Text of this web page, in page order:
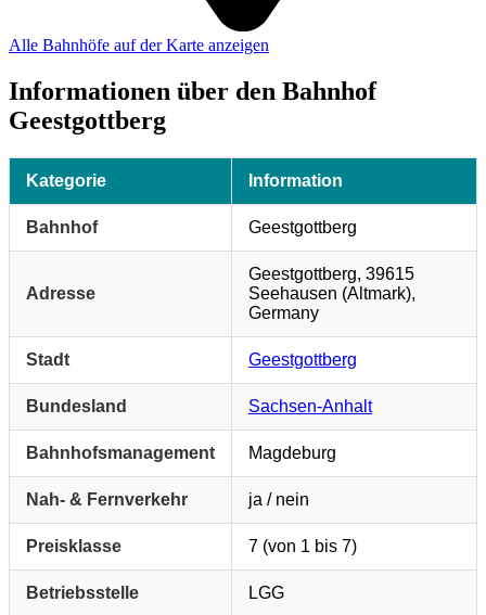
Alle Bahnhöfe auf der Karte anzeigen
Informationen über den Bahnhof
Geestgottberg
Kategorie Information
Bahnhof Geestgottberg
Adresse
Geestgottberg, 39615
Seehausen (Altmark),
Germany
Stadt Geestgottberg
Bundesland Sachsen-Anhalt
Bahnhofsmanagement Magdeburg
Nah- & Fernverkehr ja / nein
Preisklasse 7 (von 1 bis 7)
Betriebsstelle LGG